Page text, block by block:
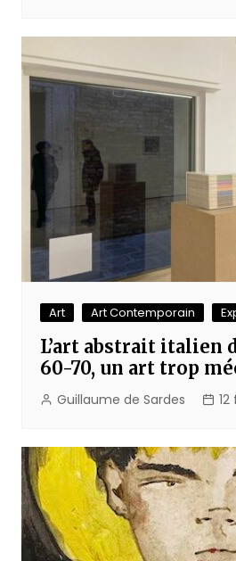
Art Art Contemporain
L’art abstrait italien
60-70, un art trop
Guillaume de Sardes